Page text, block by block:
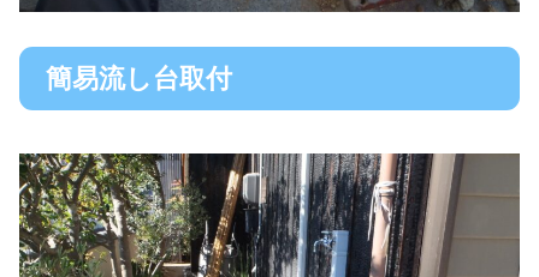
簡易流し台取付